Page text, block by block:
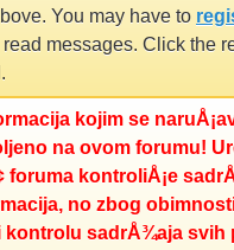
You may have to
messages. Click the
kojim se
na ovom forumu!
foruma kontroliÅ¡e
no zbog
kontrolu sadrÅ¾aja svih